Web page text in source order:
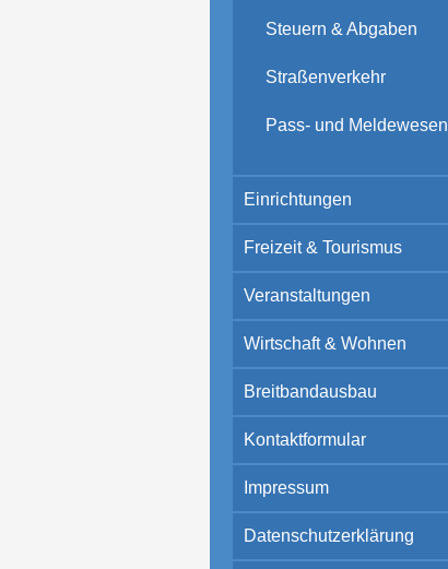
Steuern & Abgaben
Straßenverkehr
Pass- und Meldewesen
Einrichtungen
Freizeit & Tourismus
Veranstaltungen
Wirtschaft & Wohnen
Breitbandausbau
Kontaktformular
Impressum
Datenschutzerklärung